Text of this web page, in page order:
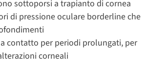
sottoporsi a trapianto di cornea
di pressione oculare borderline che
contatto per periodi prolungati, per
corneali